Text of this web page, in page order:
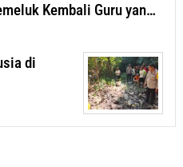
Kembali Guru yan…
di